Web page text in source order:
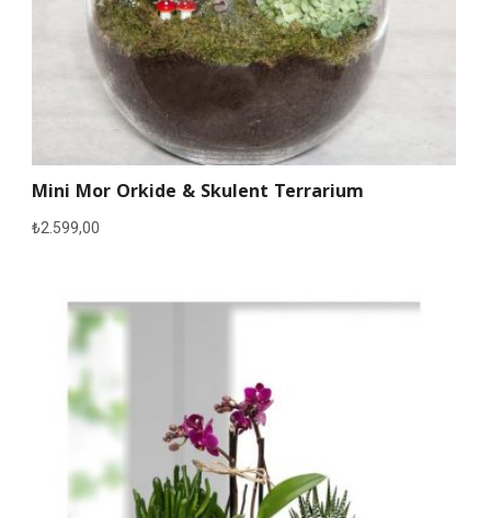
Mini Mor Orkide & Skulent Terrarium
₺2.599,00